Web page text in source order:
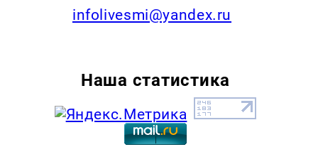
infolivesmi@yandex.ru
Наша статистика